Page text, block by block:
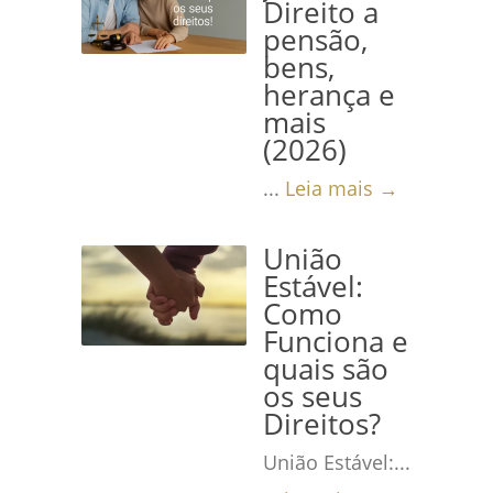
Direito a
pensão,
bens,
herança e
mais
(2026)
... Leia mais →
União
Estável:
Como
Funciona e
quais são
os seus
Direitos?
União Estável:...